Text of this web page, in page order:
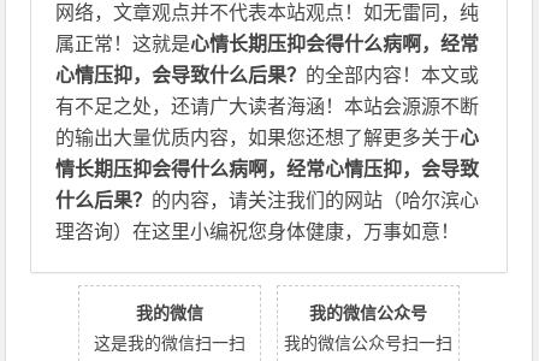
网络，文章观点并不代表本站观点！如无雷同，纯
属正常！这就是心情长期压抑会得什么病啊，经常
心情压抑，会导致什么后果？ 的全部内容！本文或
有不足之处，还请广大读者海涵！本站会源源不断
的输出大量优质内容，如果您还想了解更多关于心
情长期压抑会得什么病啊，经常心情压抑，会导致
什么后果？ 的内容，请关注我们的网站（哈尔滨心
理咨询）在这里小编祝您身体健康，万事如意！
我的微信
这是我的微信扫一扫
我的微信公众号
我的微信公众号扫一扫